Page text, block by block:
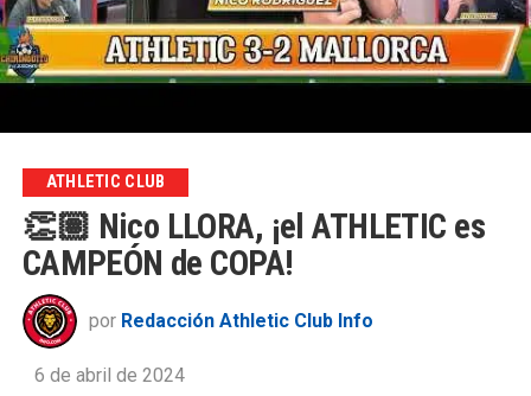
ATHLETIC CLUB
👏🏽 Nico LLORA, ¡el ATHLETIC es
CAMPEÓN de COPA!
por Redacción Athletic Club Info
6 de abril de 2024